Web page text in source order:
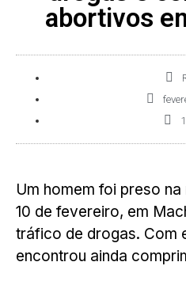
abortivos
Um homem foi preso
10 de fevereiro, em
tráfico de drogas. Com
encontrou ainda